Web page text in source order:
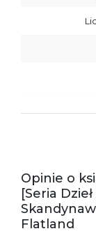
Opinie o
[Seria
Flatland